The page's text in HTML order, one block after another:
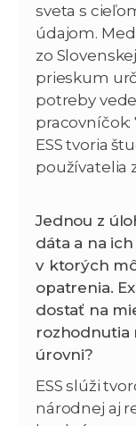
sveta s
údajom.
zo
prieskum
potreby
pracovníčok:
ESS tvoria
používatelia
Jednou z
dáta a na
v ktorých
opatrenia.
dostať na
rozhodnutia
úrovni?
ESS slúži
národnej aj